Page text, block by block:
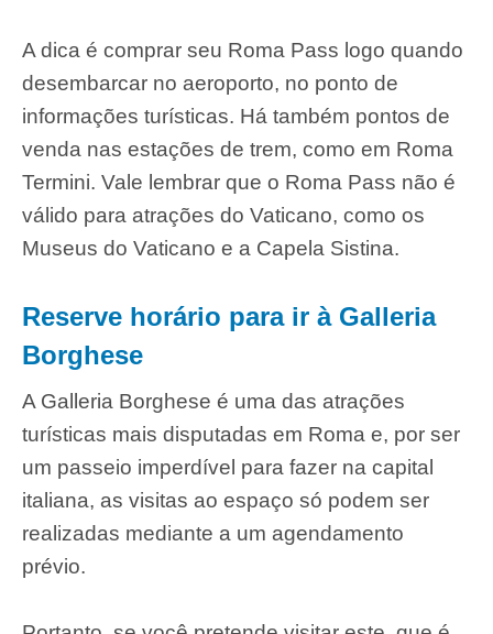
A dica é comprar seu Roma Pass logo quando
desembarcar no aeroporto, no ponto de
informações turísticas. Há também pontos de
venda nas estações de trem, como em Roma
Termini. Vale lembrar que o Roma Pass não é
válido para atrações do Vaticano, como os
Museus do Vaticano e a Capela Sistina.
Reserve horário para ir à Galleria
Borghese
A Galleria Borghese é uma das atrações
turísticas mais disputadas em Roma e, por ser
um passeio imperdível para fazer na capital
italiana, as visitas ao espaço só podem ser
realizadas mediante a um agendamento
prévio.